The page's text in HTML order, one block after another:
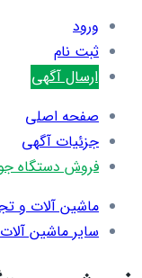
ورود
ثبت نام
ارسال آگهی
صفحه اصلی
جزئیات آگهی
فروش دستگاه
ماشین آلات و
سایر ماشین